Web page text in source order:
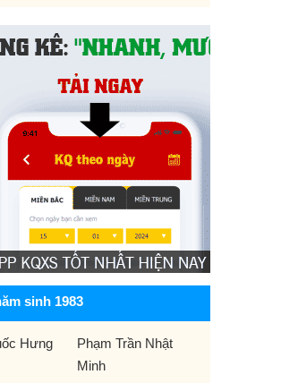
sinh 1983
Hưng
Phạm Trần Nhật
Minh